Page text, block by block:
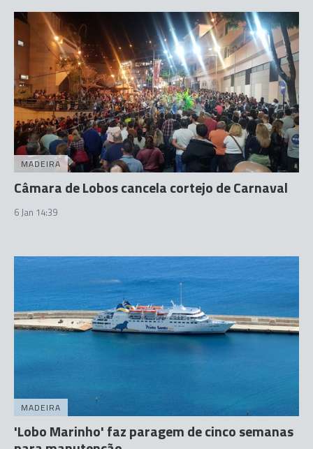
MADEIRA
Câmara de Lobos cancela cortejo de Carnaval
6 Jan 14:39
MADEIRA
'Lobo Marinho' faz paragem de cinco semanas